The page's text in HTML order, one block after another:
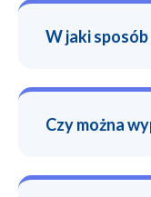
W jaki sposób
Czy można